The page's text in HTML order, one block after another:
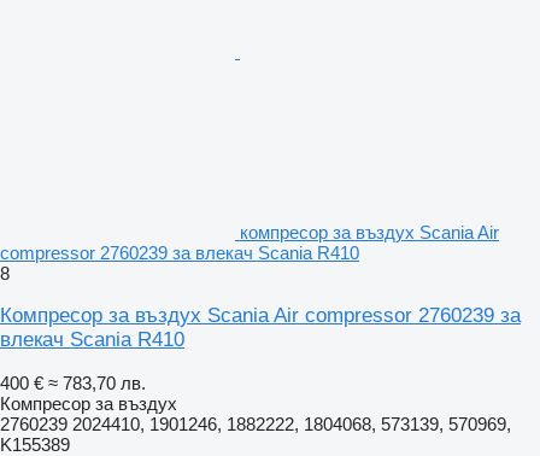
компресор за въздух Scania Air
compressor 2760239 за влекач Scania R410
8
Компресор за въздух Scania Air compressor 2760239 за
влекач Scania R410
400 € ≈ 783,70 лв.
Компресор за въздух
2760239 2024410, 1901246, 1882222, 1804068, 573139, 570969,
K155389